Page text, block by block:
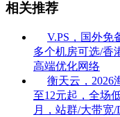
相关推荐
V.PS，国外免
多个机房可选/香
高端优化网络
衡天云，2026
至12元起，全场
月，站群/大带宽